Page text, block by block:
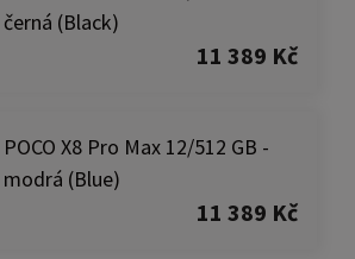
černá (Black)
11 389 Kč
POCO X8 Pro Max 12/512 GB -
modrá (Blue)
11 389 Kč